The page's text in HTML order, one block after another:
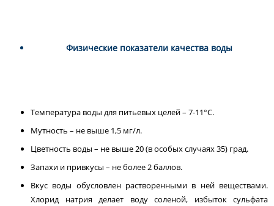
Физические показатели качества воды
Температура воды для питьевых целей – 7-11°С.
Мутность – не выше 1,5 мг/л.
Цветность воды – не выше 20 (в особых случаях 35) град.
Запахи и привкусы – не более 2 баллов.
Вкус воды обусловлен растворенными в ней веществами.
Хлорид натрия делает воду соленой, избыток сульфата